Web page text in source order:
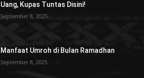
Uang, Kupas Tuntas Disini!
September 8, 2025
Manfaat Umroh di Bulan Ramadhan
September 8, 2025